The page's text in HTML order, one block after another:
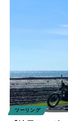
ツーリング